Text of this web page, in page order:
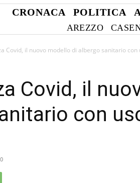
CRONACA POLITICA
AREZZO
Covid, il nuovo modello di albergo sanitario con
Covid, il
con